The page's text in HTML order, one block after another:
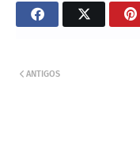
ANTIGOS